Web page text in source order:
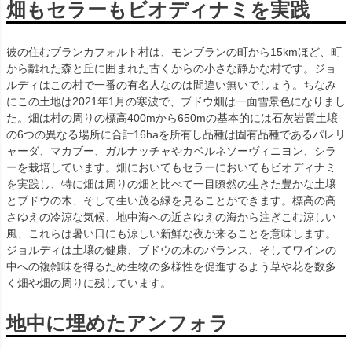
畑もセラーもビオディナミを実践
彼の住むブランカフォルト村は、モンブランの町から15kmほど、町
から離れた森と丘に囲まれた古くからの小さな静かな村です。ジョ
ルディはこの村で一番の有名人なのは間違い無いでしょう。ちなみ
にこの土地は2021年1月の寒波で、ブドウ畑は一面雪景色になりまし
た。畑は村の周りの標高400mから650mの基本的には石灰岩質土壌
の6つの異なる場所に合計16haを所有し品種は固有品種であるパレリ
ャーダ、マカブー、ガルナッチャやカベルネソーヴィニヨン、シラ
ーを栽培しています。畑においてもセラーにおいてもビオディナミ
を実践し、特に畑は周りの畑と比べて一目瞭然の生きた豊かな土壌
とブドウの木、そして生い茂る緑を見ることができます。標高の高
さゆえの冷涼な気候、地中海への近さゆえの海から注ぎこむ涼しい
風、これらは暑い日にも涼しい新鮮な夜が来ることを意味します。
ジョルディは土壌の健康、ブドウの木のバランス、そしてワインの
中への複雑味を得るため生物の多様性を促進するよう草や花を数多
く畑や畑の周りに残しています。
地中に埋めたアンフォラ